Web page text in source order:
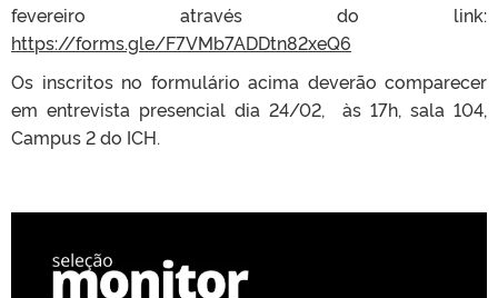
fevereiro através do link:
https://forms.gle/F7VMb7ADDtn82xeQ6
Os inscritos no formulário acima deverão comparecer
em entrevista presencial dia 24/02, às 17h, sala 104,
Campus 2 do ICH.